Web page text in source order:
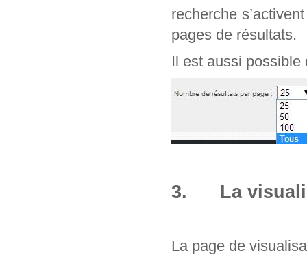
recherche
pages de résultats.
Il est aussi
3. La
La page de